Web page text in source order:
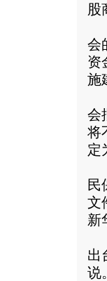
股
会
资
施
会
将
定
民
文
新
“
出
说。